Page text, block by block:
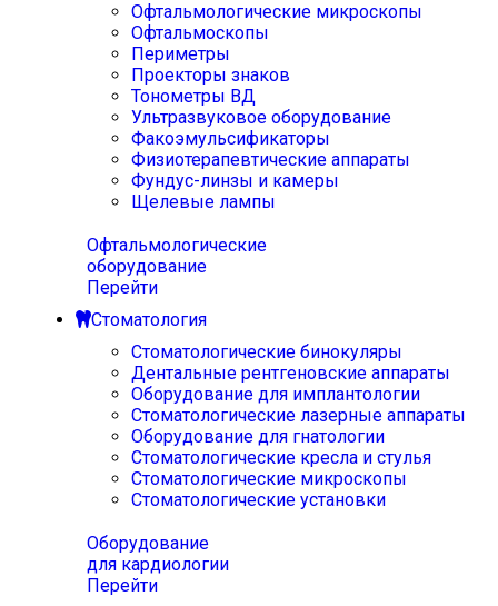
Офтальмологические микроскопы
Офтальмоскопы
Периметры
Проекторы знаков
Тонометры ВД
Ультразвуковое оборудование
Факоэмульсификаторы
Физиотерапевтические аппараты
Фундус-линзы и камеры
Щелевые лампы
Офтальмологические
оборудование
Перейти
Стоматология
Стоматологические бинокуляры
Дентальные рентгеновские аппараты
Оборудование для имплантологии
Стоматологические лазерные аппараты
Оборудование для гнатологии
Стоматологические кресла и стулья
Стоматологические микроскопы
Стоматологические установки
Оборудование
для кардиологии
Перейти